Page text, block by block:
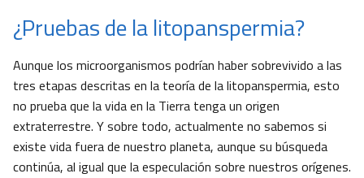
¿Pruebas de la litopanspermia?
Aunque los microorganismos podrían haber sobrevivido a las
tres etapas descritas en la teoría de la litopanspermia, esto
no prueba que la vida en la Tierra tenga un origen
extraterrestre. Y sobre todo, actualmente no sabemos si
existe vida fuera de nuestro planeta, aunque su búsqueda
continúa, al igual que la especulación sobre nuestros orígenes.